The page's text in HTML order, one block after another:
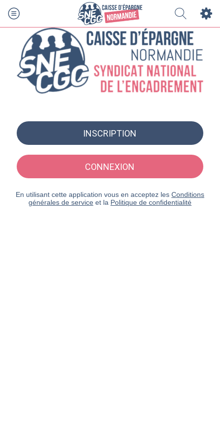
INSCRIPTION
CONNEXION
En utilisant cette application vous en acceptez les Conditions
générales de service et la Politique de confidentialité